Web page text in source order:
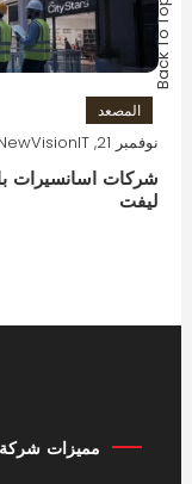
المصعد
نوفمبر 21, 2025
شركات اسانسيرات
ليفت
مميزات
Back To Top